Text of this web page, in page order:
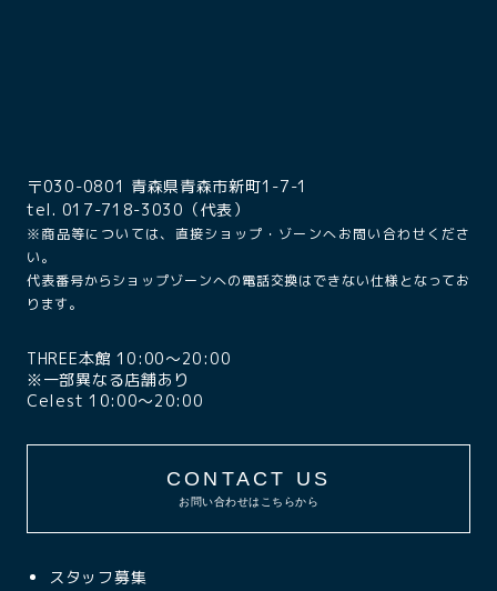
〒030-0801 青森県青森市新町1-7-1
tel. 017-718-3030（代表）
※商品等については、直接ショップ・ゾーンへお問い合わせくださ
い。
代表番号からショップゾーンへの電話交換はできない仕様となってお
ります。
THREE本館 10:00〜20:00
※一部異なる店舗あり
Celest 10:00〜20:00
CONTACT US
お問い合わせはこちらから
スタッフ募集